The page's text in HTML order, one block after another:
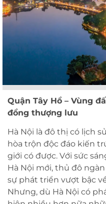
Quận Tây Hồ – Vùng
đồng thượng lưu
Hà Nội là đô thị có lịch
hòa trộn độc đáo kiến
giới có được. Với sức
Hà Nội mới, thủ đô
sự phát triển vượt bậc
Nhưng, dù Hà Nội có